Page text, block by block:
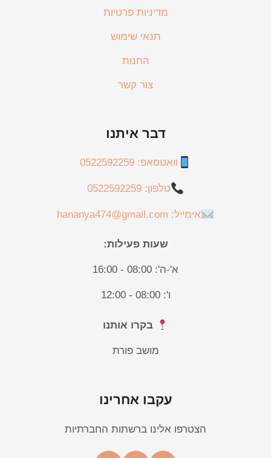
מדיניות פרטיות
תנאי שימוש
החנות
צור קשר
דבר איתנו
וואטסאפ: 0522592259
טלפון: 0522592259
אימייל: hananya474@gmail.com
שעות פעילות:
א'-ה': 08:00 - 16:00
ו': 08:00 - 12:00
בקרו אותנו
מושב פורת
עקבו אחרינו
הצטרפו אלינו ברשתות החברתיות